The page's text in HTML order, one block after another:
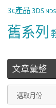
3c產品3DS NDSI
舊系列
文章彙整
章